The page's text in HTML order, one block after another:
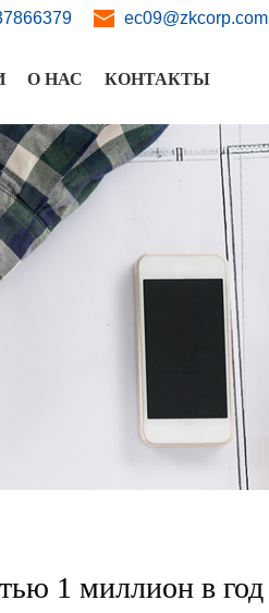
ec09@zkcorp.com
О НАС КОНТАКТЫ
1 миллион в год